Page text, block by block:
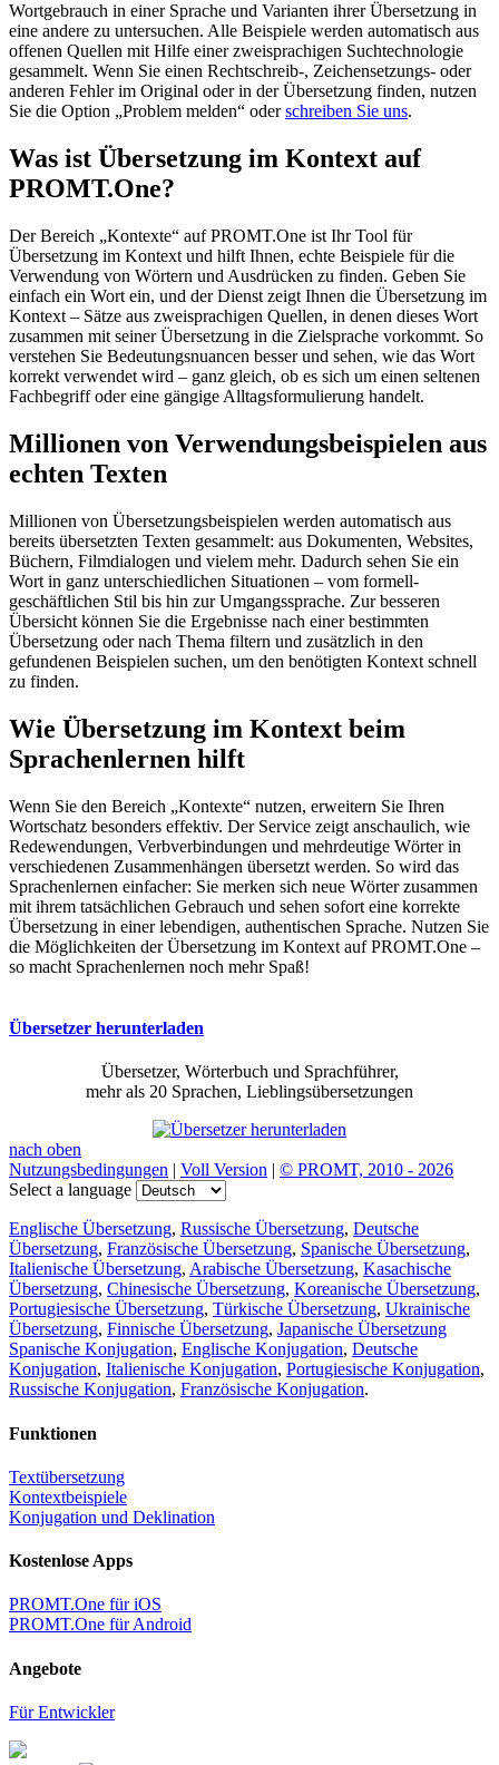
Wortgebrauch in einer Sprache und Varianten ihrer Übersetzung in
eine andere zu untersuchen. Alle Beispiele werden automatisch aus
offenen Quellen mit Hilfe einer zweisprachigen Suchtechnologie
gesammelt. Wenn Sie einen Rechtschreib-, Zeichensetzungs- oder
anderen Fehler im Original oder in der Übersetzung finden, nutzen
Sie die Option „Problem melden“ oderschreiben Sie uns.
Was ist Übersetzung im Kontext auf
PROMT.One?
Der Bereich „Kontexte“ auf PROMT.One ist Ihr Tool für
Übersetzung im Kontext und hilft Ihnen, echte Beispiele für die
Verwendung von Wörtern und Ausdrücken zu finden. Geben Sie
einfach ein Wort ein, und der Dienst zeigt Ihnen die Übersetzung im
Kontext – Sätze aus zweisprachigen Quellen, in denen dieses Wort
zusammen mit seiner Übersetzung in die Zielsprache vorkommt. So
verstehen Sie Bedeutungsnuancen besser und sehen, wie das Wort
korrekt verwendet wird – ganz gleich, ob es sich um einen seltenen
Fachbegriff oder eine gängige Alltagsformulierung handelt.
Millionen von Verwendungsbeispielen aus
echten Texten
Millionen von Übersetzungsbeispielen werden automatisch aus
bereits übersetzten Texten gesammelt: aus Dokumenten, Websites,
Büchern, Filmdialogen und vielem mehr. Dadurch sehen Sie ein
Wort in ganz unterschiedlichen Situationen – vom formell-
geschäftlichen Stil bis hin zur Umgangssprache. Zur besseren
Übersicht können Sie die Ergebnisse nach einer bestimmten
Übersetzung oder nach Thema filtern und zusätzlich in den
gefundenen Beispielen suchen, um den benötigten Kontext schnell
zu finden.
Wie Übersetzung im Kontext beim
Sprachenlernen hilft
Wenn Sie den Bereich „Kontexte“ nutzen, erweitern Sie Ihren
Wortschatz besonders effektiv. Der Service zeigt anschaulich, wie
Redewendungen, Verbverbindungen und mehrdeutige Wörter in
verschiedenen Zusammenhängen übersetzt werden. So wird das
Sprachenlernen einfacher: Sie merken sich neue Wörter zusammen
mit ihrem tatsächlichen Gebrauch und sehen sofort eine korrekte
Übersetzung in einer lebendigen, authentischen Sprache. Nutzen Sie
die Möglichkeiten der Übersetzung im Kontext auf PROMT.One –
so macht Sprachenlernen noch mehr Spaß!
Übersetzer herunterladen
Übersetzer, Wörterbuch und Sprachführer,
mehr als 20 Sprachen, Lieblingsübersetzungen
nach oben
Nutzungsbedingungen | Voll Version | © PROMT, 2010 - 2026
Select a language
Englische Übersetzung, Russische Übersetzung, Deutsche
Übersetzung, Französische Übersetzung, Spanische Übersetzung,
Italienische Übersetzung, Arabische Übersetzung, Kasachische
Übersetzung, Chinesische Übersetzung, Koreanische Übersetzung,
Portugiesische Übersetzung, Türkische Übersetzung, Ukrainische
Übersetzung, Finnische Übersetzung, Japanische Übersetzung
Spanische Konjugation, Englische Konjugation, Deutsche
Konjugation, Italienische Konjugation, Portugiesische Konjugation,
Russische Konjugation, Französische Konjugation.
Funktionen
Textübersetzung
Kontextbeispiele
Konjugation und Deklination
Kostenlose Apps
PROMT.One für iOS
PROMT.One für Android
Angebote
Für Entwickler